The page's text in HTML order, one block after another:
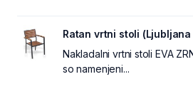
Ratan vrtni stoli
Nakladalni vrtni stoli EVA
so namenjeni...